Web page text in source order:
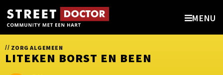
MENU
// ZORG ALGEMEEN
LITEKEN BORST EN BEEN